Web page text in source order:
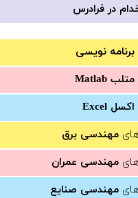
در فرادرس
برنامه نویسی
متلب Matlab
اکسل Excel
مهندسی برق
مهندسی عمران
مهندسی صنایع